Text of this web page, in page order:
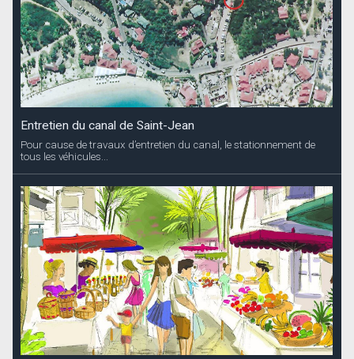
Entretien du canal de Saint-Jean
Pour cause de travaux d’entretien du canal, le stationnement de
tous les véhicules...